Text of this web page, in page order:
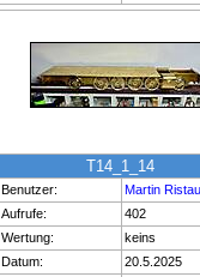
T14_1_14
Benutzer:
Martin Ristau
Aufrufe:
402
Wertung:
keins
Datum:
20.5.2025